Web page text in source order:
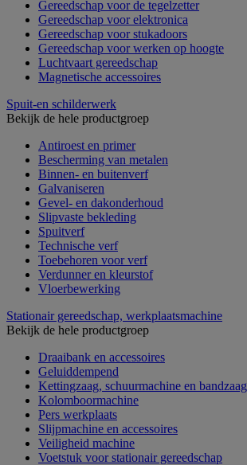
Gereedschap voor de tegelzetter
Gereedschap voor elektronica
Gereedschap voor stukadoors
Gereedschap voor werken op hoogte
Luchtvaart gereedschap
Magnetische accessoires
Spuit-en schilderwerk
Bekijk de hele productgroep
Antiroest en primer
Bescherming van metalen
Binnen- en buitenverf
Galvaniseren
Gevel- en dakonderhoud
Slipvaste bekleding
Spuitverf
Technische verf
Toebehoren voor verf
Verdunner en kleurstof
Vloerbewerking
Stationair gereedschap, werkplaatsmachine
Bekijk de hele productgroep
Draaibank en accessoires
Geluiddempend
Kettingzaag, schuurmachine en bandzaag
Kolomboormachine
Pers werkplaats
Slijpmachine en accessoires
Veiligheid machine
Voetstuk voor stationair gereedschap